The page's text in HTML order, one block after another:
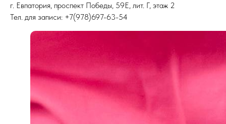
г. Евпатория, проспект Победы, 59Е, лит. Г, этаж 2
Тел. для записи: +7(978)697-63-54